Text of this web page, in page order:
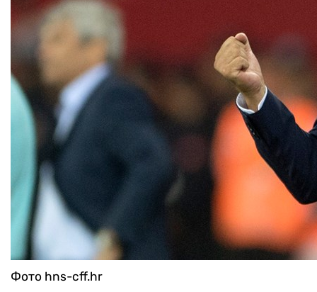
Фото hns-cff.hr